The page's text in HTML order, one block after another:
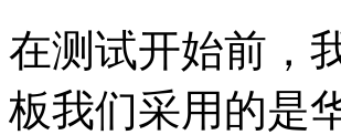
在测试开始前，
板我们采用的是